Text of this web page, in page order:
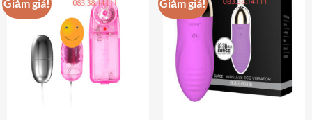
Giảm giá! Giảm giá!